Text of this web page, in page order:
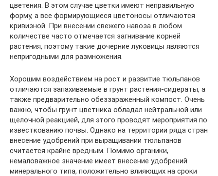
цветения. В этом случае цветки имеют неправильную
форму, а все формирующиеся цветоносы отличаются
кривизной. При внесении свежего навоза в любом
количестве часто отмечается загнивание корней
растения, поэтому такие дочерние луковицы являются
непригодными для размножения.
Хорошим воздействием на рост и развитие тюльпанов
отличаются запахиваемые в грунт растения-сидераты, а
также предварительно обеззараженный компост. Очень
важно, чтобы грунт цветника обладал нейтральной или
щелочной реакцией, для этого проводят мероприятия по
известкованию почвы. Однако на территории ряда стран
внесение удобрений при выращивании тюльпанов
считается крайне вредным. Помимо органики,
немаловажное значение имеет внесение удобрений
минерального типа, положительно влияющих на сроки